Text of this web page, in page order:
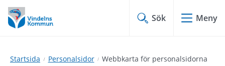
Hoppa
till
innehåll
Hoppa
till
undermeny
Sök Meny
Startsida Personalsidor Webbkarta för personalsidorna